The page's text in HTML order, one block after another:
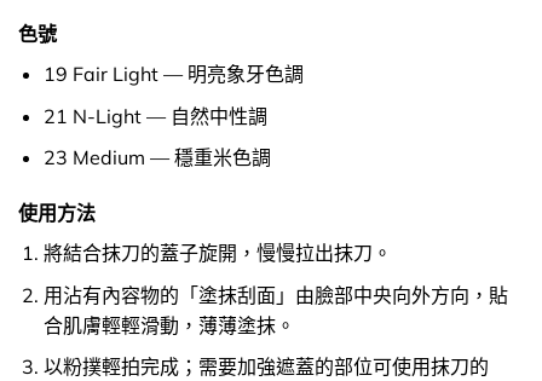
色號
19 Fair Light — 明亮象牙色調
21 N-Light — 自然中性調
23 Medium — 穩重米色調
使用方法
將結合抹刀的蓋子旋開，慢慢拉出抹刀。
用沾有內容物的「塗抹刮面」由臉部中央向外方向，貼
合肌膚輕輕滑動，薄薄塗抹。
以粉撲輕拍完成；需要加強遮蓋的部位可使用抹刀的